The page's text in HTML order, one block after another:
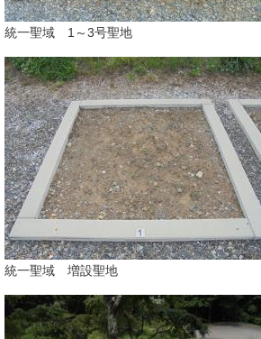
統一聖域 1～3号聖地
統一聖域 増設聖地